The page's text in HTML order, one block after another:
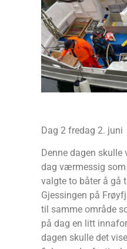
Dag 2 fredag 2. juni
Denne dagen
dag værmessig som
valgte to båter å gå
Gjessingen på
til samme område
på dag en litt
dagen skulle det